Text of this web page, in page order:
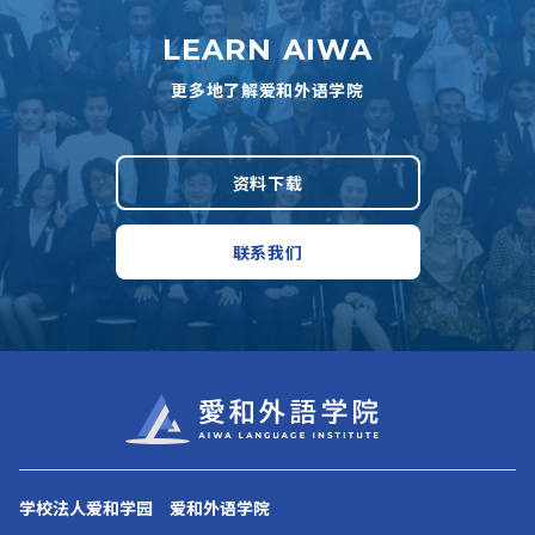
LEARN AIWA
更多地了解爱和外语学院
资料下载
联系我们
学校法人爱和学园 爱和外语学院